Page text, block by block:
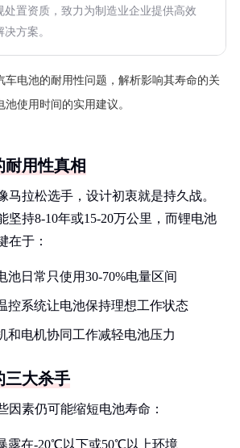
处置资质，致力为制造业企业提供高效
方案。
车电池的耐用性问题，解析影响其寿命的关
使用时间的实用建议。
用性真相
马拉松选手，设计初衷就是持久战。
坚持8-10年或15-20万公里，而锂电池
在于：
池日常只使用30-70%电量区间
控系统让电池保持理想工作状态
和电机协同工作减轻电池压力
三大杀手
因素仍可能缩短电池寿命：
露在-20℃以下或50℃以上环境